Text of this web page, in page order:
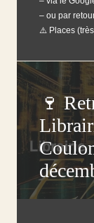
– ou par
⚠️ Places
🍷